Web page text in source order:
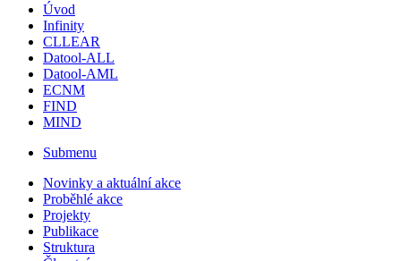
Úvod
Infinity
CLLEAR
Datool-ALL
Datool-AML
ECNM
FIND
MIND
Submenu
Novinky a aktuální akce
Proběhlé akce
Projekty
Publikace
Struktura